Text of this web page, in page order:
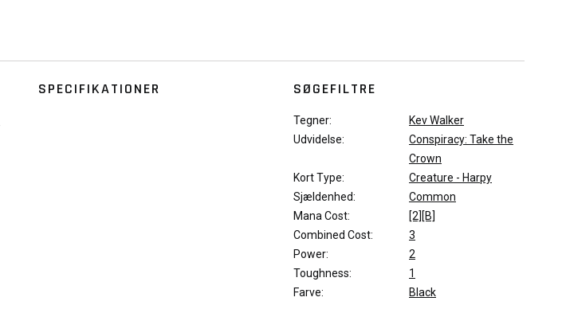
SPECIFIKATIONER SØGEFILTRE
Tegner:
Kev Walker
Udvidelse:
Conspiracy: Take the
Crown
Kort Type:
Creature - Harpy
Sjældenhed:
Common
Mana Cost:
[2][B]
Combined Cost:
3
Power:
2
Toughness:
1
Farve:
Black